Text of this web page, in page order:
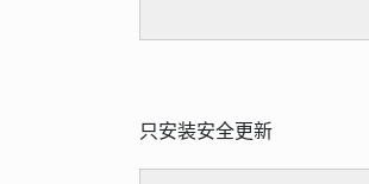
只安装安全更新